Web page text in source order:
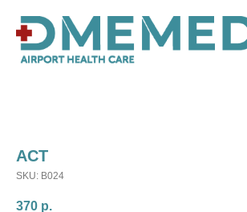
АСТ
SKU: B024
370 р.